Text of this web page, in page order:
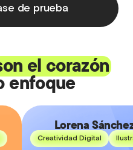
de prueba
el corazón
enfoque
Lorena
Creatividad Digital
Lorena
"Soy Lore, ilustradora y